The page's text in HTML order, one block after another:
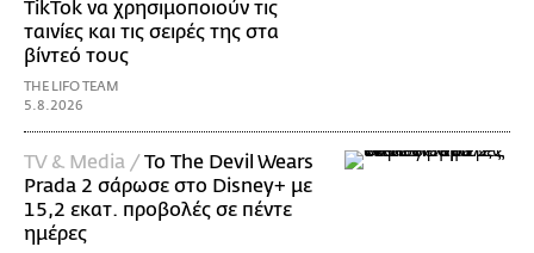
TikTok να χρησιμοποιούν τις
ταινίες και τις σειρές της στα
βίντεό τους
THE LIFO TEAM
5.8.2026
TV & Media /Το The Devil Wears
Prada 2 σάρωσε στo Disney+ με
15,2 εκατ. προβολές σε πέντε
ημέρες